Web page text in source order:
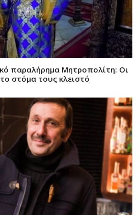
παραλήρημα Μητροπολίτη: Οι
στόμα τους κλειστό